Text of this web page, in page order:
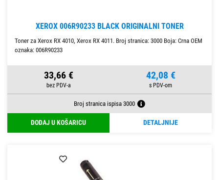
XEROX 006R90233 BLACK ORIGINALNI TONER
Toner za Xerox RX 4010, Xerox RX 4011. Broj stranica: 3000 Boja: Crna OEM
oznaka: 006R90233
33,66 € 42,08 €
Broj stranica ispisa 3000
DODAJ U KOŠARICU DETALJNIJE